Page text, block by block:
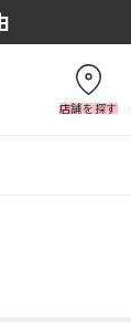
店舗を探す